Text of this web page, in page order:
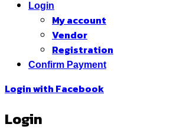
Login
My account
Vendor
Registration
Confirm Payment
Login with Facebook
Login